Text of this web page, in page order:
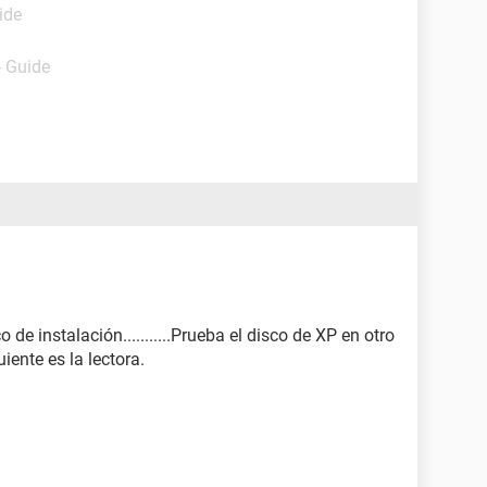
Guide
de instalación...........Prueba el disco de XP en otro
es la lectora.